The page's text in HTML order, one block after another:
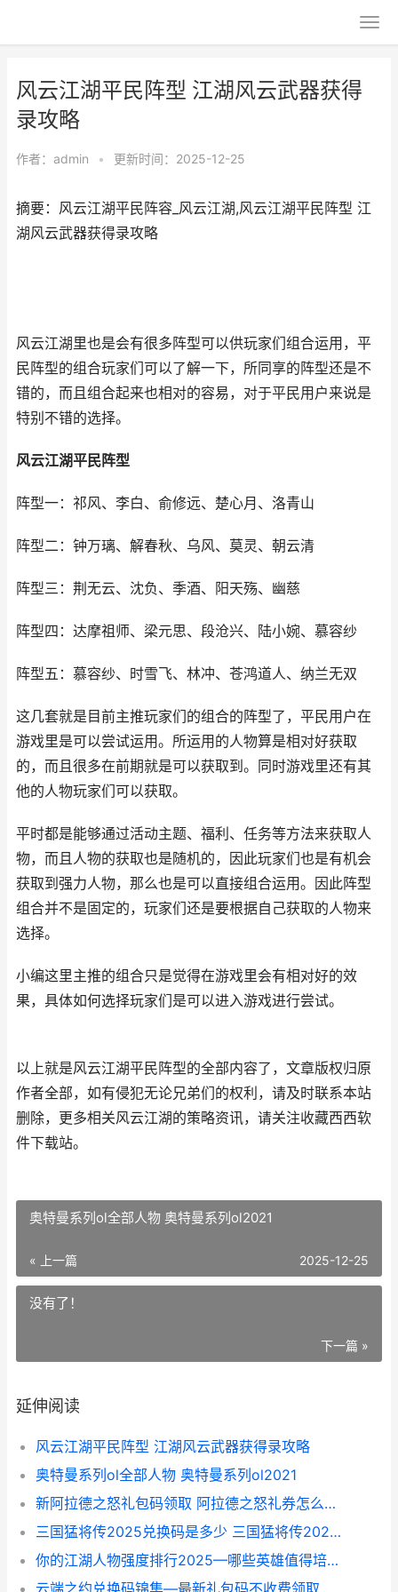
风云江湖平民阵型 江湖风云武器获得
录攻略
作者： admin • 更新时间：2025-12-25
摘要：风云江湖平民阵容_风云江湖,风云江湖平民阵型 江
湖风云武器获得录攻略
风云江湖里也是会有很多阵型可以供玩家们组合运用，平
民阵型的组合玩家们可以了解一下，所同享的阵型还是不
错的，而且组合起来也相对的容易，对于平民用户来说是
特别不错的选择。
风云江湖平民阵型
阵型一：祁风、李白、俞修远、楚心月、洛青山
阵型二：钟万璃、解春秋、乌风、莫灵、朝云清
阵型三：荆无云、沈负、季酒、阳天殇、幽慈
阵型四：达摩祖师、梁元思、段沧兴、陆小婉、慕容纱
阵型五：慕容纱、时雪飞、林冲、苍鸿道人、纳兰无双
这几套就是目前主推玩家们的组合的阵型了，平民用户在
游戏里是可以尝试运用。所运用的人物算是相对好获取
的，而且很多在前期就是可以获取到。同时游戏里还有其
他的人物玩家们可以获取。
平时都是能够通过活动主题、福利、任务等方法来获取人
物，而且人物的获取也是随机的，因此玩家们也是有机会
获取到强力人物，那么也是可以直接组合运用。因此阵型
组合并不是固定的，玩家们还是要根据自己获取的人物来
选择。
小编这里主推的组合只是觉得在游戏里会有相对好的效
果，具体如何选择玩家们是可以进入游戏进行尝试。
以上就是风云江湖平民阵型的全部内容了，文章版权归原
作者全部，如有侵犯无论兄弟们的权利，请及时联系本站
删除，更多相关风云江湖的策略资讯，请关注收藏西西软
件下载站。
奥特曼系列ol全部人物 奥特曼系列ol2021
« 上一篇 2025-12-25
没有了！
下一篇 »
延伸阅读
风云江湖平民阵型 江湖风云武器获得录攻略
奥特曼系列ol全部人物 奥特曼系列ol2021
新阿拉德之怒礼包码领取 阿拉德之怒礼券怎么使用
三国猛将传2025兑换码是多少 三国猛将传2025兑换码
你的江湖人物强度排行2025—哪些英雄值得培养 你的江湖是什么